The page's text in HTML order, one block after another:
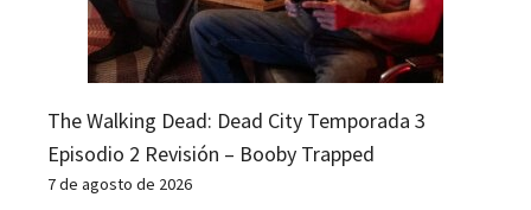
The Walking Dead: Dead City Temporada 3
Episodio 2 Revisión – Booby Trapped
7 de agosto de 2026